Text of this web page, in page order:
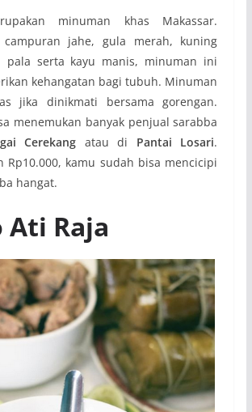
minuman khas Makassar.
jahe, gula merah, kuning
pala serta kayu manis, minuman ini
kehangatan bagi tubuh. Minuman
jika dinikmati bersama gorengan.
menemukan banyak penjual sarabba
Cerekang atau di Pantai Losari.
Rp10.000, kamu sudah bisa mencicipi
hangat.
Ati Raja